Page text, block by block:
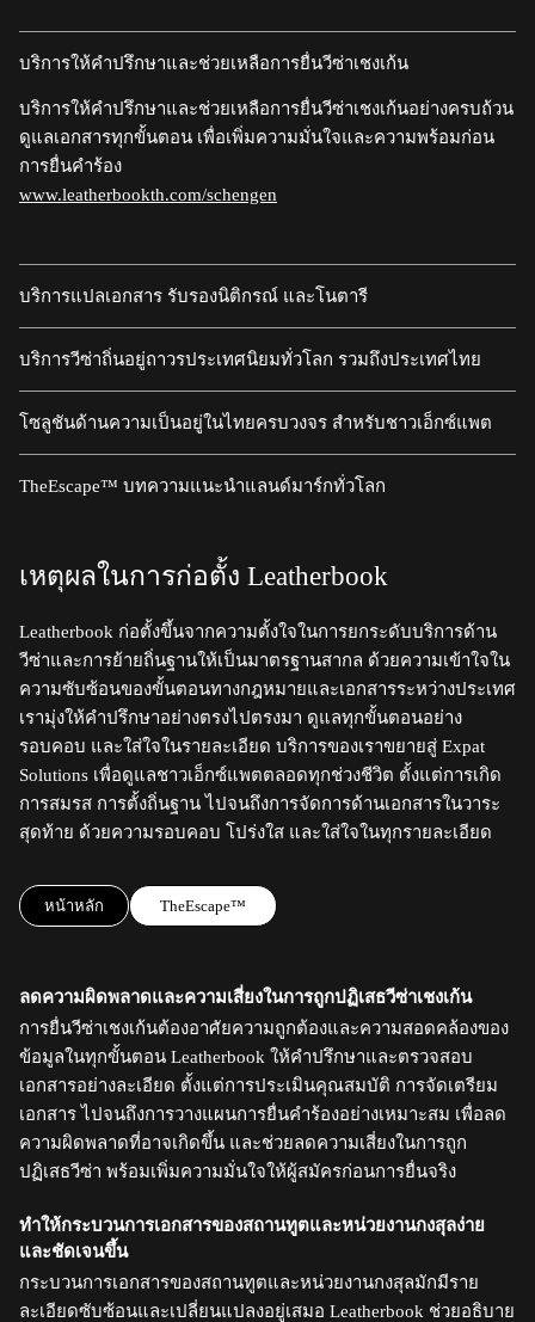
บริการให้คำปรึกษาและช่วยเหลือการยื่นวีซ่าเชงเก้น
บริการให้คำปรึกษาและช่วยเหลือการยื่นวีซ่าเชงเก้นอย่างครบถ้วน
ดูแลเอกสารทุกขั้นตอน เพื่อเพิ่มความมั่นใจและความพร้อมก่อน
การยื่นคำร้อง
www.leatherbookth.com/schengen
บริการแปลเอกสาร รับรองนิติกรณ์ และโนตารี
บริการวีซ่าถิ่นอยู่ถาวรประเทศนิยมทั่วโลก รวมถึงประเทศไทย
โซลูชันด้านความเป็นอยู่ในไทยครบวงจร สำหรับชาวเอ็กซ์แพต
TheEscape™ บทความแนะนำแลนด์มาร์กทั่วโลก
เหตุผลในการก่อตั้ง Leatherbook
Leatherbook ก่อตั้งขึ้นจากความตั้งใจในการยกระดับบริการด้าน
วีซ่าและการย้ายถิ่นฐานให้เป็นมาตรฐานสากล ด้วยความเข้าใจใน
ความซับซ้อนของขั้นตอนทางกฎหมายและเอกสารระหว่างประเทศ
เรามุ่งให้คำปรึกษาอย่างตรงไปตรงมา ดูแลทุกขั้นตอนอย่าง
รอบคอบ และใส่ใจในรายละเอียด บริการของเราขยายสู่ Expat
Solutions เพื่อดูแลชาวเอ็กซ์แพตตลอดทุกช่วงชีวิต ตั้งแต่การเกิด
การสมรส การตั้งถิ่นฐาน ไปจนถึงการจัดการด้านเอกสารในวาระ
สุดท้าย ด้วยความรอบคอบ โปร่งใส และใส่ใจในทุกรายละเอียด
หน้าหลัก TheEscape™
ลดความผิดพลาดและความเสี่ยงในการถูกปฏิเสธวีซ่าเชงเก้น
การยื่นวีซ่าเชงเก้นต้องอาศัยความถูกต้องและความสอดคล้องของ
ข้อมูลในทุกขั้นตอน Leatherbook ให้คำปรึกษาและตรวจสอบ
เอกสารอย่างละเอียด ตั้งแต่การประเมินคุณสมบัติ การจัดเตรียม
เอกสาร ไปจนถึงการวางแผนการยื่นคำร้องอย่างเหมาะสม เพื่อลด
ความผิดพลาดที่อาจเกิดขึ้น และช่วยลดความเสี่ยงในการถูก
ปฏิเสธวีซ่า พร้อมเพิ่มความมั่นใจให้ผู้สมัครก่อนการยื่นจริง
ทำให้กระบวนการเอกสารของสถานทูตและหน่วยงานกงสุลง่าย
และชัดเจนขึ้น
กระบวนการเอกสารของสถานทูตและหน่วยงานกงสุลมักมีราย
ละเอียดซับซ้อนและเปลี่ยนแปลงอยู่เสมอ Leatherbook ช่วยอธิบาย